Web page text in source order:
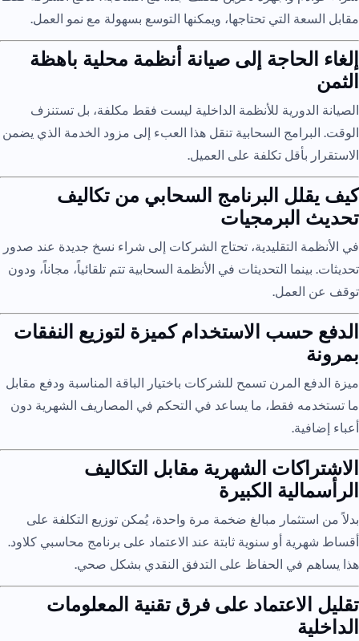
مقابل السعة التي تحتاجها، ويمكنها التوسع بسهولة مع نمو العمل.
إلغاء الحاجة إلى صيانة أنظمة محلية باهظة
الثمن
الصيانة الدورية للأنظمة الداخلية ليست فقط مكلفة، بل تستنزف
الوقت. البرامج السحابية تنقل هذا العبء إلى مزود الخدمة الذي يضمن
الاستقرار بأقل تكلفة على العميل.
كيف يقلل البرنامج السحابي من تكاليف
تحديث البرمجيات
في الأنظمة التقليدية، تحتاج الشركات إلى شراء نسخ جديدة عند صدور
تحديثات. بينما التحديثات في الأنظمة السحابية تتم تلقائياً، مجاناً، ودون
توقف عن العمل.
الدفع حسب الاستخدام كميزة لتوزيع النفقات
بمرونة
ميزة الدفع المرن تسمح للشركات باختيار الباقة المناسبة ودفع مقابل
ما تستخدمه فقط، ما يساعد في التحكم في المصاريف الشهرية دون
أعباء إضافية.
الاشتراكات الشهرية مقابل التكاليف
الرأسمالية الكبيرة
بدلاً من استثمار مبالغ ضخمة مرة واحدة، يُمكن توزيع التكلفة على
أقساط شهرية أو سنوية ثابتة عند الاعتماد على برنامج محاسبي كلاود.
هذا يساهم في الحفاظ على التدفق النقدي بشكل صحي.
تقليل الاعتماد على فرق تقنية المعلومات
الداخلية